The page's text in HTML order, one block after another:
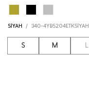
S M L
SİYAH / 340-4YB5204ETKSİYAH